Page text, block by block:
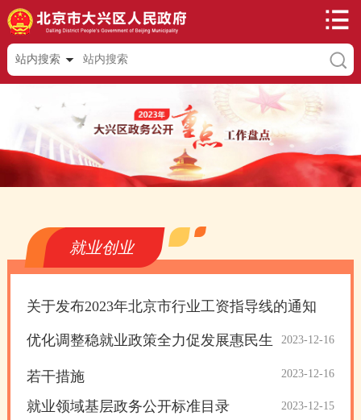
站内搜索
就业创业
关于发布2023年北京市行业工资指导线的通知
2023-12-16
优化调整稳就业政策全力促发展惠民生
若干措施 2023-12-16
就业领域基层政务公开标准目录 2023-12-15